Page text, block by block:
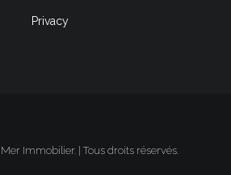
Privacy
Immobilier. | Tous droits réservés.